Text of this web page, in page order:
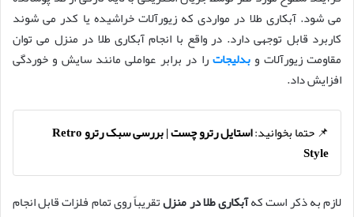
می شود. آبکاری طلا در مواردی که زیورآلات خراشیده یا کدر می شوند
کاربرد قابل توجهی دارد. در واقع با انجام آبکاری طلا در منزل می توان
مقاومت زیورآلات وبدلیجاترا در برابر عواملی مانند سایش و خوردگی
افزایش داد.
📌 حتما بخوانید:
استایل رترو چست | بررسی سبک رترو Retro
Style
لازم به ذکر است کهآبکاری طلا در منزلتقریباً روی تمام فلزات قابل انجام